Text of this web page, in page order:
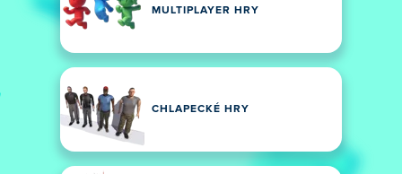
MULTIPLAYER HRY
CHLAPECKÉ HRY